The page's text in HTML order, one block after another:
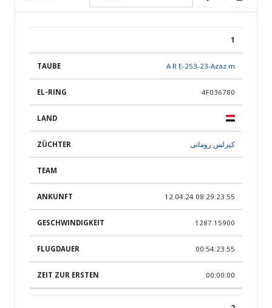
ZÜCHTER1
A R E-253-23-Azaz m
4F036780
كيرلس رومانى
12.04.24 08:29:23.55
1287.15900
00:54:23.55
00:00:00